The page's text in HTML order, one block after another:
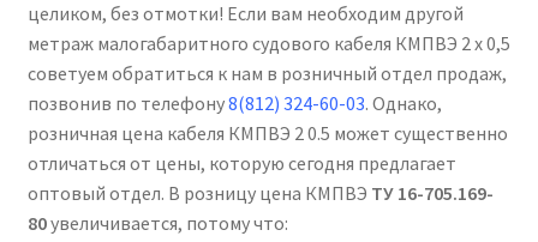
целиком, без отмотки! Если вам необходим другой
метраж малогабаритного судового кабеля КМПВЭ 2 х 0,5
советуем обратиться к нам в розничный отдел продаж,
позвонив по телефону8(812) 324-60-03. Однако,
розничная цена кабеля КМПВЭ 2 0.5 может существенно
отличаться от цены, которую сегодня предлагает
оптовый отдел. В розницу цена КМПВЭ ТУ 16-705.169-
80увеличивается, потому что: